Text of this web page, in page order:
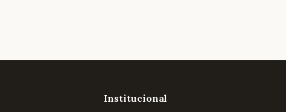
Institucional